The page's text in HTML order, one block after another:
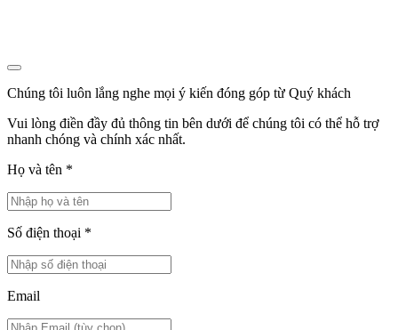
Chúng tôi luôn lắng nghe mọi ý kiến đóng góp từ Quý khách
Vui lòng điền đầy đủ thông tin bên dưới để chúng tôi có thể hỗ trợ
nhanh chóng và chính xác nhất.
Họ và tên *
Số điện thoại *
Email